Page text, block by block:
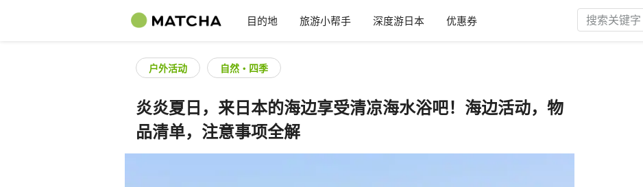
目的地 旅游小帮手 深度游日本 优惠券
户外活动 自然・四季
炎炎夏日，来日本的海边享受清凉海水浴吧！海边活动，物
品清单，注意事项全解